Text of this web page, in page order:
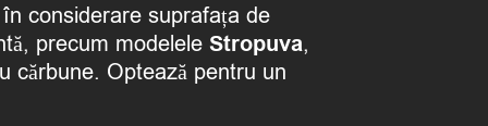
considerare suprafața de
precum modelele Stropuva,
cărbune. Optează pentru un